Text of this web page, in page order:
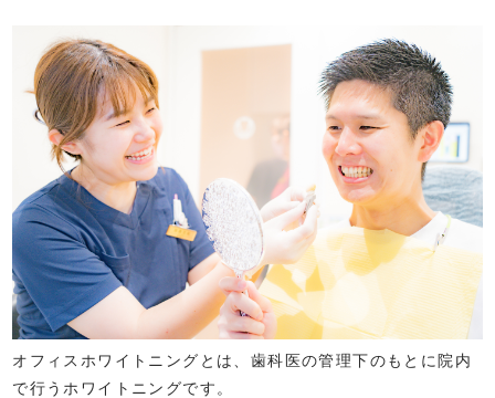
オフィスホワイトニングとは、歯科医の管理下のもとに院内
で行うホワイトニングです。